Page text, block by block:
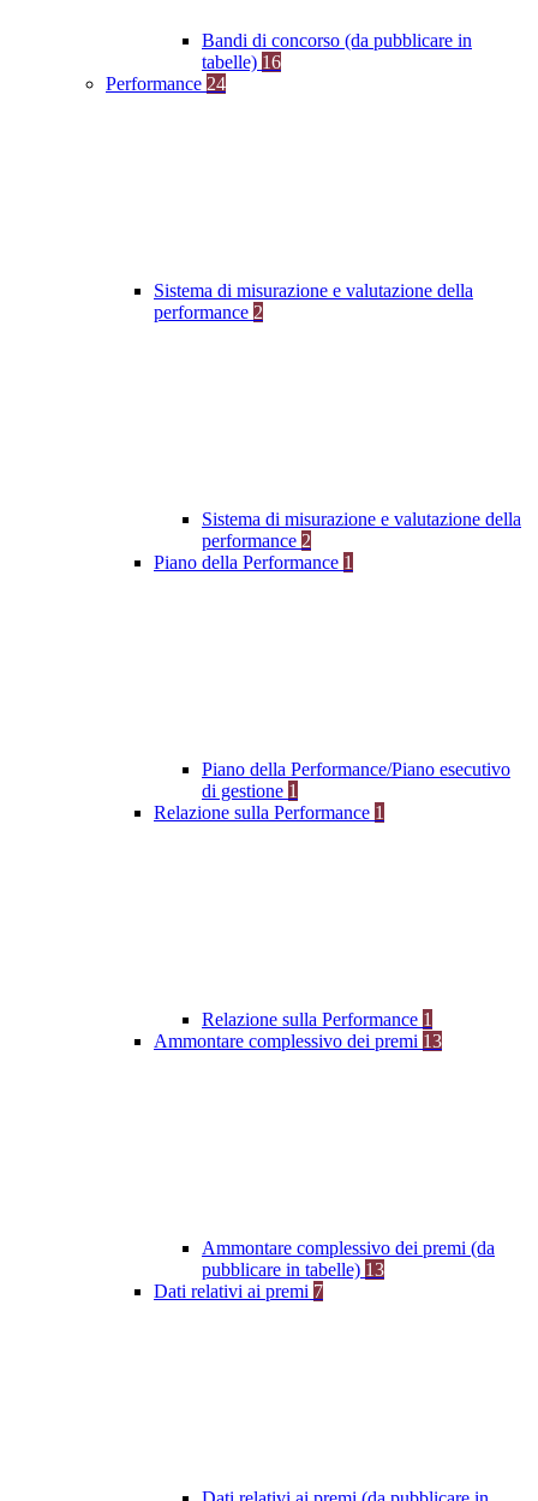
Bandi di concorso (da pubblicare in
tabelle) 16
Performance 24
Sistema di misurazione e valutazione della
performance 2
Sistema di misurazione e valutazione della
performance 2
Piano della Performance 1
Piano della Performance/Piano esecutivo
di gestione 1
Relazione sulla Performance 1
Relazione sulla Performance 1
Ammontare complessivo dei premi 13
Ammontare complessivo dei premi (da
pubblicare in tabelle) 13
Dati relativi ai premi 7